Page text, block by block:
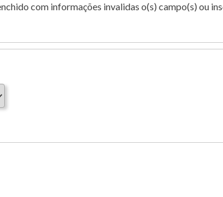
com informações invalidas o(s) campo(s) ou